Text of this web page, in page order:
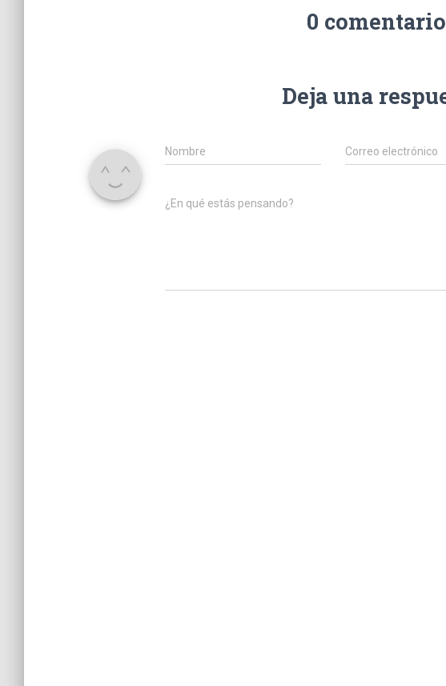
0
Deja una
Nombre Correo electrónico
¿En qué estás pensando?